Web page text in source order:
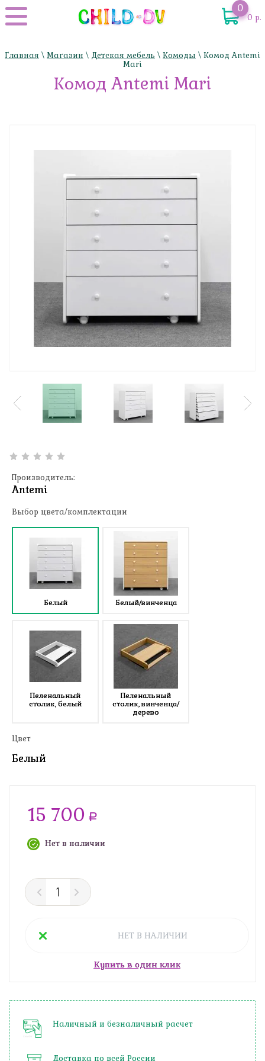
0
0 р.
Главная \ Магазин \ Детская мебель \ Комоды \ Комод Antemi
Mari
Комод Antemi Mari
Производитель:
Antemi
Выбор цвета/комплектации
Белый Белый/винченца
Пеленальный
столик, белый
Пеленальный
столик, винченца/
дерево
Цвет
Белый
15 700 a
Нет в наличии
НЕТ В НАЛИЧИИ
Купить в один клик
Наличный и безналичный расчет
Доставка по всей России